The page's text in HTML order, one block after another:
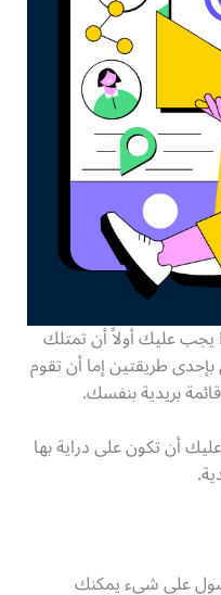
لكي تدخل عالم Email Marketing يجب عليك أولاً أن تمتلك
طريقتين إما أن تقوم
بريدية بنفسك.
أن تكون على دراية بها
على شيء يمكنك